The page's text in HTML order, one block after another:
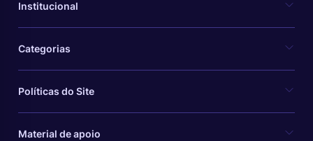
Institucional
Categorias
Políticas do Site
Material de apoio